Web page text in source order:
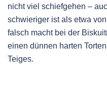
nicht viel schiefgehen –
schwieriger ist als etwa
falsch macht bei der
einen dünnen harten
Teiges.